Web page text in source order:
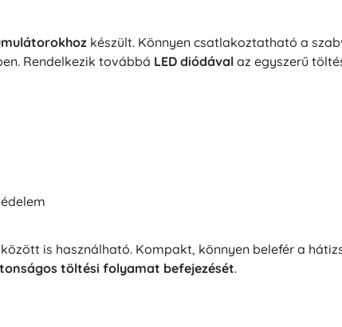
készült. Könnyen csatlakoztatható a
Rendelkezik továbbá LED diódával az egyszerű
is használható. Kompakt, könnyen belefér a
töltési folyamat befejezését.